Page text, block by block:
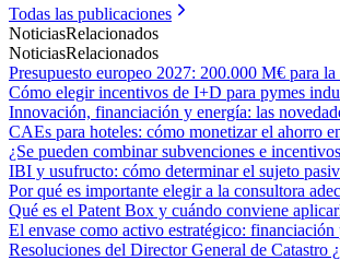
Todas las publicaciones
NoticiasRelacionados
NoticiasRelacionados
Presupuesto europeo 2027: 200.000 M€ para
Cómo elegir incentivos de I+D para pymes
Innovación, financiación y energía: las
CAEs para hoteles: cómo monetizar el ahorro
¿Se pueden combinar subvenciones e
IBI y usufructo: cómo determinar el sujeto
Por qué es importante elegir a la consultora
Qué es el Patent Box y cuándo conviene
El envase como activo estratégico:
Resoluciones del Director General de Catastro